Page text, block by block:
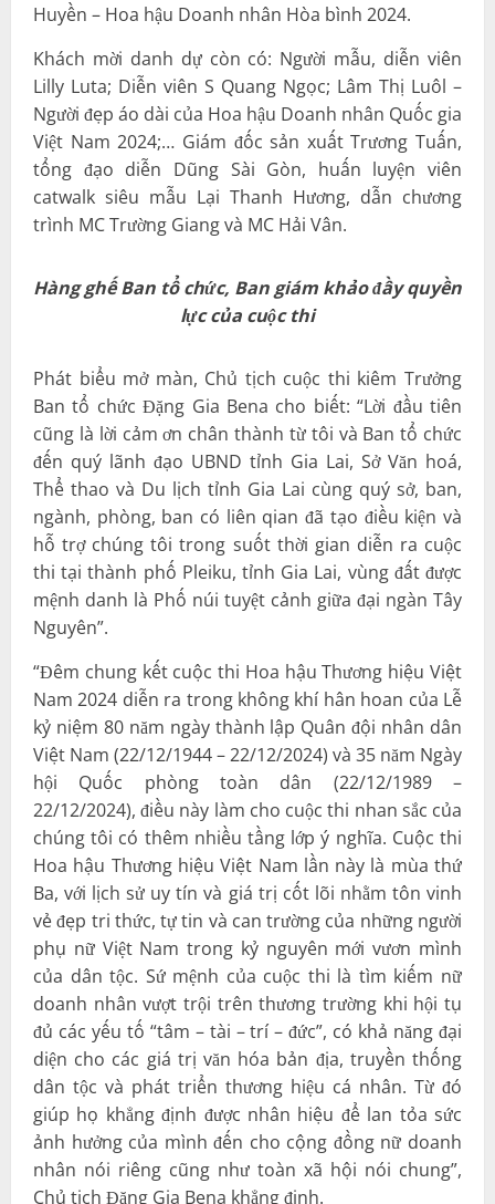
Huyền – Hoa hậu Doanh nhân Hòa bình 2024.
Khách mời danh dự còn có: Người mẫu, diễn viên
Lilly Luta; Diễn viên S Quang Ngọc; Lâm Thị Luôl –
Người đẹp áo dài của Hoa hậu Doanh nhân Quốc gia
Việt Nam 2024;… Giám đốc sản xuất Trương Tuấn,
tổng đạo diễn Dũng Sài Gòn, huấn luyện viên
catwalk siêu mẫu Lại Thanh Hương, dẫn chương
trình MC Trường Giang và MC Hải Vân.
Hàng ghế Ban tổ chức, Ban giám khảo đầy quyền
lực của cuộc thi
Phát biểu mở màn, Chủ tịch cuộc thi kiêm Trưởng
Ban tổ chức Đặng Gia Bena cho biết: “Lời đầu tiên
cũng là lời cảm ơn chân thành từ tôi và Ban tổ chức
đến quý lãnh đạo UBND tỉnh Gia Lai, Sở Văn hoá,
Thể thao và Du lịch tỉnh Gia Lai cùng quý sở, ban,
ngành, phòng, ban có liên qian đã tạo điều kiện và
hỗ trợ chúng tôi trong suốt thời gian diễn ra cuộc
thi tại thành phố Pleiku, tỉnh Gia Lai, vùng đất được
mệnh danh là Phố núi tuyệt cảnh giữa đại ngàn Tây
Nguyên”.
“Đêm chung kết cuộc thi Hoa hậu Thương hiệu Việt
Nam 2024 diễn ra trong không khí hân hoan của Lễ
kỷ niệm 80 năm ngày thành lập Quân đội nhân dân
Việt Nam (22/12/1944 – 22/12/2024) và 35 năm Ngày
hội Quốc phòng toàn dân (22/12/1989 –
22/12/2024), điều này làm cho cuộc thi nhan sắc của
chúng tôi có thêm nhiều tầng lớp ý nghĩa. Cuộc thi
Hoa hậu Thương hiệu Việt Nam lần này là mùa thứ
Ba, với lịch sử uy tín và giá trị cốt lõi nhằm tôn vinh
vẻ đẹp tri thức, tự tin và can trường của những người
phụ nữ Việt Nam trong kỷ nguyên mới vươn mình
của dân tộc. Sứ mệnh của cuộc thi là tìm kiếm nữ
doanh nhân vượt trội trên thương trường khi hội tụ
đủ các yếu tố “tâm – tài – trí – đức”, có khả năng đại
diện cho các giá trị văn hóa bản địa, truyền thống
dân tộc và phát triển thương hiệu cá nhân. Từ đó
giúp họ khẳng định được nhân hiệu để lan tỏa sức
ảnh hưởng của mình đến cho cộng đồng nữ doanh
nhân nói riêng cũng như toàn xã hội nói chung”,
Chủ tịch Đặng Gia Bena khẳng định.